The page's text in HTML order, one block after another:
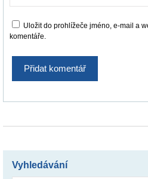
Uložit do prohlížeče jméno, e-mail a
komentáře.
Vyhledávání